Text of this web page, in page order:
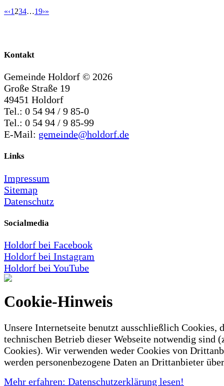
«‹1 234…19›»
Kontakt
Gemeinde Holdorf © 2026
Große Straße 19
49451 Holdorf
Tel.: 0 54 94 / 9 85-0
Tel.: 0 54 94 / 9 85-99
E-Mail: gemeinde@holdorf.de
Links
Impressum
Sitemap
Datenschutz
Socialmedia
Holdorf bei Facebook
Holdorf bei Instagram
Holdorf bei YouTube
Cookie-Hinweis
Unsere Internetseite benutzt ausschließlich Cookies,
technischen Betrieb dieser Webseite notwendig sind
Cookies). Wir verwenden weder Cookies von
werden personenbezogene Daten an Drittanbieter
Mehr erfahren: Datenschutzerklärung lesen!